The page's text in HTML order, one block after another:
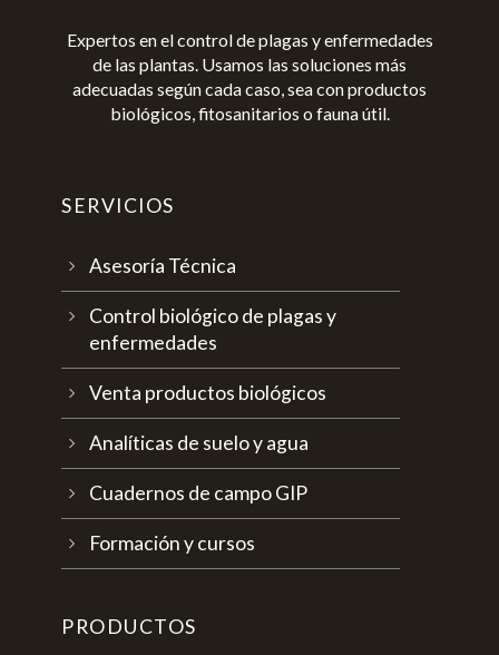
Expertos en el control de plagas y enfermedades
de las plantas. Usamos las soluciones más
adecuadas según cada caso, sea con productos
biológicos, fitosanitarios o fauna útil.
SERVICIOS
Asesoría Técnica
Control biológico de plagas y
enfermedades
Venta productos biológicos
Analíticas de suelo y agua
Cuadernos de campo GIP
Formación y cursos
PRODUCTOS